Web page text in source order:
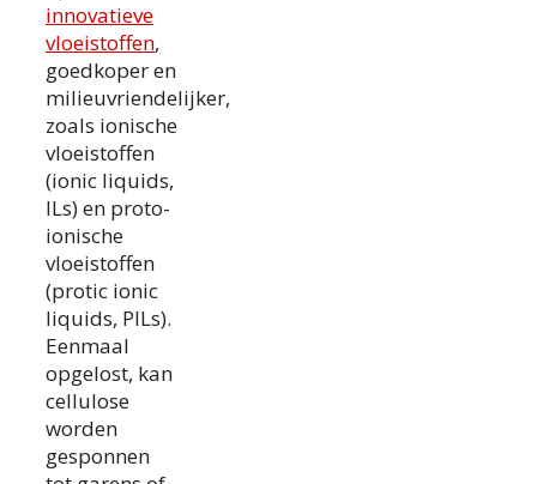
innovatieve
vloeistoffen,
goedkoper en
milieuvriendelijker,
zoals ionische
vloeistoffen
(ionic liquids,
ILs) en proto-
ionische
vloeistoffen
(protic ionic
liquids, PILs).
Eenmaal
opgelost, kan
cellulose
worden
gesponnen